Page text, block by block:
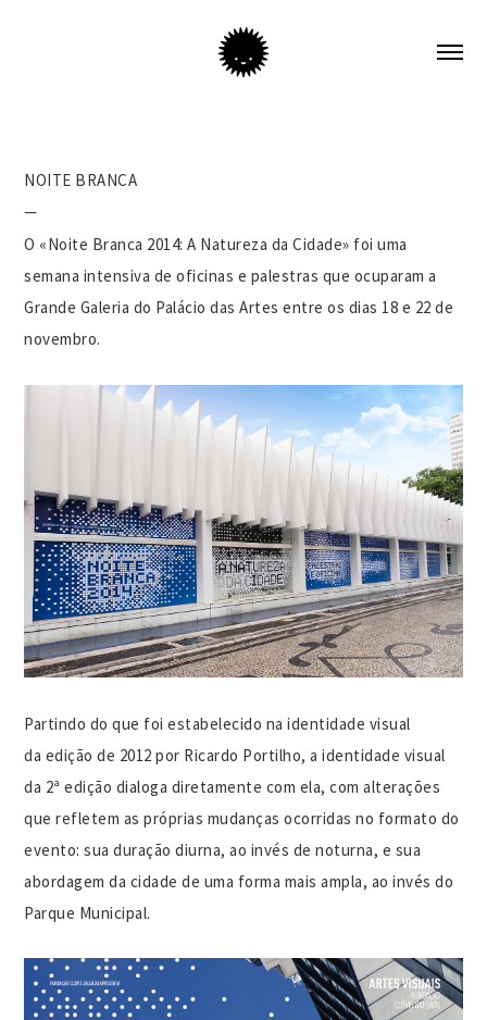
NOITE BRANCA
—
O «Noite Branca 2014: A Natureza da Cidade» foi uma
semana intensiva de oficinas e palestras que ocuparam a
Grande Galeria do Palácio das Artes entre os dias 18 e 22 de
novembro.
Partindo do que foi estabelecido na identidade visual
da edição de 2012 por Ricardo Portilho, a identidade visual
da 2ª edição dialoga diretamente com ela, com alterações
que refletem as próprias mudanças ocorridas no formato do
evento: sua duração diurna, ao invés de noturna, e sua
abordagem da cidade de uma forma mais ampla, ao invés do
Parque Municipal.